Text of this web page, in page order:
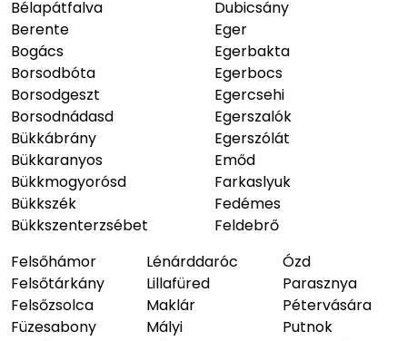
Bélapátfalva
Berente
Bogács
Borsodbóta
Borsodgeszt
Borsodnádasd
Bükkábrány
Bükkaranyos
Bükkmogyorósd
Bükkszék
Bükkszenterzsébet
Dubicsány
Eger
Egerbakta
Egerbocs
Egercsehi
Egerszalók
Egerszólát
Emőd
Farkaslyuk
Fedémes
Feldebrő
Felsőhámor
Felsőtárkány
Felsőzsolca
Füzesabony
Lénárddaróc
Lillafüred
Maklár
Mályi
Ózd
Parasznya
Pétervására
Putnok